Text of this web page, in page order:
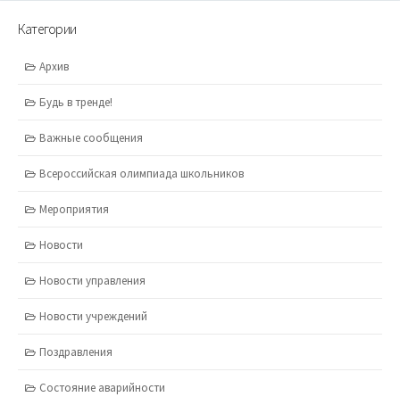
Категории
Архив
Будь в тренде!
Важные сообщения
Всероссийская олимпиада школьников
Мероприятия
Новости
Новости управления
Новости учреждений
Поздравления
Состояние аварийности